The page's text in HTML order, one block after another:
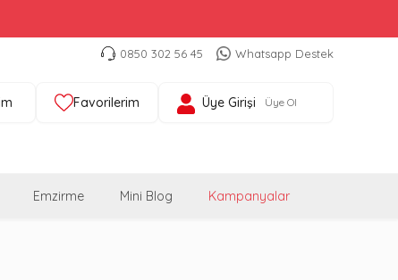
0850 302 56 45 Whatsapp Destek
Favorilerim Üye Girişi Üye Ol
Emzirme Mini Blog Kampanyalar